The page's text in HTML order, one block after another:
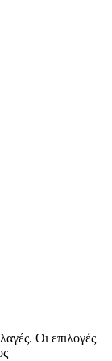
Οι επιλογές